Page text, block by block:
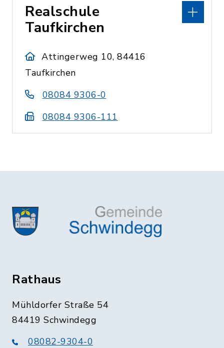
Realschule
Taufkirchen
Attingerweg 10, 84416
Taufkirchen
08084 9306-0
08084 9306-111
Rathaus
Mühldorfer Straße 54
84419 Schwindegg
08082-9304-0